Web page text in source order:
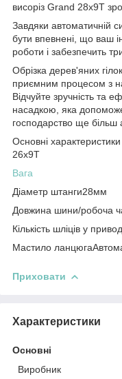
висоріз Grand 28x9T
Завдяки автоматичній
бути впевнені, що ваш
роботи і забезпечить
Обрізка дерев'яних
приємним процесом з
Відчуйте зручність та
насадкою, яка
господарство ще більш
Основні
26х9Т
Вага
Діаметр штанги28мм
Довжина шини/робоча
Кількість шліців у
Мастило
Приховати
Характеристики
Основні
Виробник